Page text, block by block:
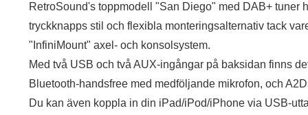
RetroSound's toppmodell "San Diego" med DAB+ tuner
tryckknapps stil och flexibla monteringsalternativ tack
"InfiniMount" axel- och konsolsystem.
Med två USB och två AUX-ingångar på baksidan finns
Bluetooth-handsfree med medföljande mikrofon, och
Du kan även koppla in din iPad/iPod/iPhone via USB-